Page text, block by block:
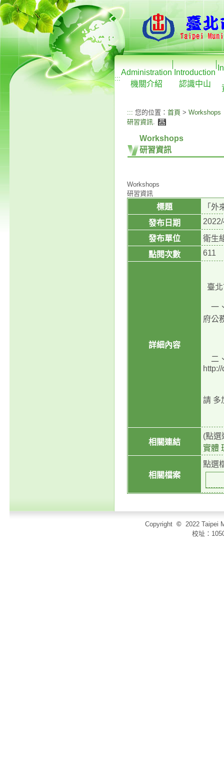
:::
Administration
機關介紹
Introduction
認識中山
::: 您的位置： 首頁 > Workshops
研習資訊.
Workshops
研習資訊
Workshops
研習資訊
標題
「
發布日期
發布單位
衛生
點閱次數
611
詳細內容
臺
一
府公
二
請 多
相關連結
(點選
實體
相關檔案
點選
Copyright © 2022 Taipei
校址：